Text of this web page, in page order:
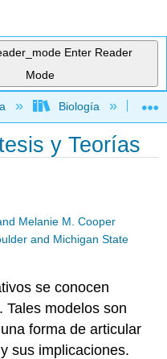
Enter Reader
Mode
global
Biología
y Teorías
Melanie M. Cooper
and Michigan State
se conocen
Tales modelos son
forma de articular
sus implicaciones.